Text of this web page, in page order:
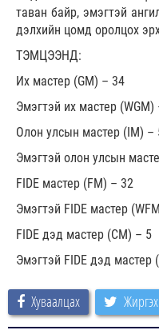
таван байр, эмэгтэй
дэлхийн цомд оролцох
ТЭМЦЭЭНД:
Их мастер (GM) – 34
Эмэгтэй их мастер (WGM)
Олон улсын мастер (IM) –
Эмэгтэй олон улсын
FIDE мастер (FM) – 32
Эмэгтэй FIDE мастер
FIDE дэд мастер (CM) – 5
Эмэгтэй FIDE дэд мастер
Хуваалцах Жиргэх